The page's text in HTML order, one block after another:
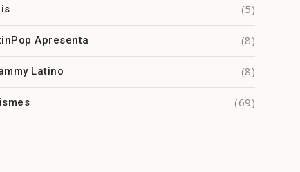
(5)
Apresenta (8)
Latino (8)
(69)